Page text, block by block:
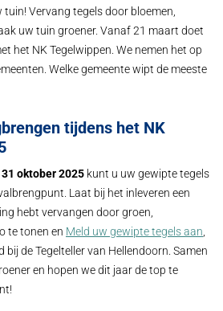
Vervang tegels door bloemen,
uw tuin groener. Vanaf 21 maart doet
het NK Tegelwippen. We nemen het op
Welke gemeente wipt de meeste
tijdens het NK
oktober 2025 kunt u uw gewipte tegels
Laat bij het inleveren een
hebt vervangen door groen,
te tonen en Meld uw gewipte tegels aan,
de Tegelteller van Hellendoorn. Samen
en hopen we dit jaar de top te